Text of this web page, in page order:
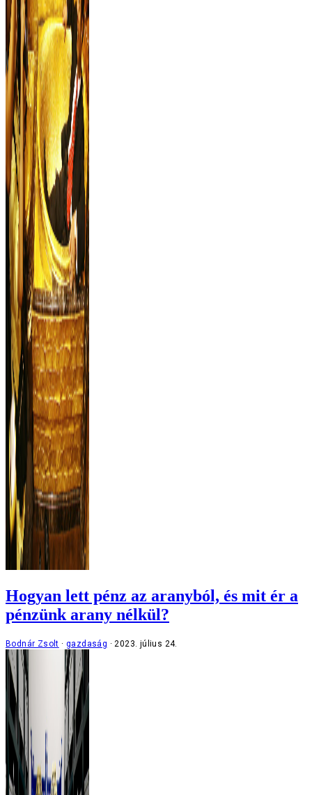
Hogyan lett pénz az aranyból, és mit ér a
pénzünk arany nélkül?
Bodnár Zsolt gazdaság 2023. július 24.